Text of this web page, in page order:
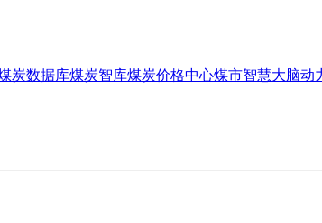
炭数据库煤炭智库煤炭价格中心煤市智慧大脑动